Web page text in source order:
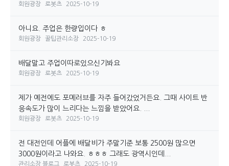
회원광장 로봇츠 2025-10-19
아니요. 주업은 한량입이다 ㅎ
회원광장 꿀팁관리소장 2025-10-19
배달말고 주업이따로있으신기봐요
회원광장 로봇츠 2025-10-19
제가 예전에도 포메러브를 자주 들어갔었거든요. 그때 사이트 반
응속도가 많이 느리다는 느낌을 받았어요. ...
회원광장 로봇츠 2025-10-19
전 대전인데 어플에 배달비가 주말기준 보통 2500원 많으면
3000원이라고 나와요. ㅎㅎㅎ 그래도 광역시인데...
관리소장 블로그 로봇츠 2025-10-19